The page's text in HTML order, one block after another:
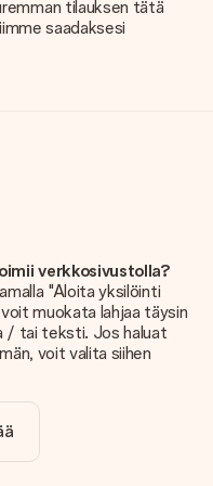
tilauksen tätä
saadaksesi
verkkosivustolla?
"Aloita yksilöinti
muokata lahjaa täysin
/ tai teksti. Jos haluat
voit valita siihen
yksilöinnin. Hauskaa ja